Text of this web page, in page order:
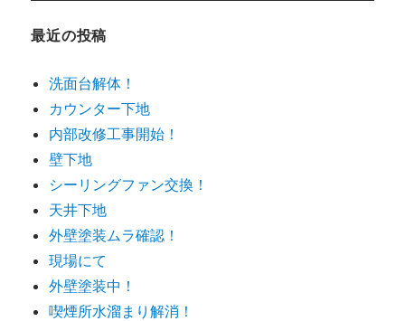
ー
最近の投稿
洗面台解体！
カウンター下地
内部改修工事開始！
壁下地
シーリングファン交換！
天井下地
外壁塗装ムラ確認！
現場にて
外壁塗装中！
喫煙所水溜まり解消！